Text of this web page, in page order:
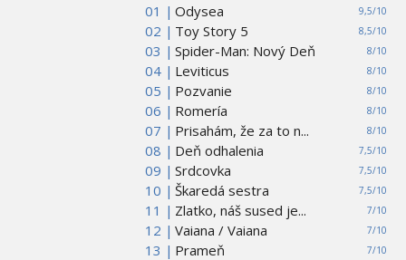
01 | 9,5/10
Odysea
02 |
8,5/10
Toy Story 5
03 |
8/10
Spider-Man: Nový Deň
04 |
8/10
Leviticus
05 |
8/10
Pozvanie
06 |
8/10
Romería
07 |
8/10
Prisahám, že za to n...
08 |
7,5/10
Deň odhalenia
09 |
7,5/10
Srdcovka
10 |
7,5/10
Škaredá sestra
11 |
7/10
Zlatko, náš sused je...
12 |
7/10
Vaiana / Vaiana
13 |
7/10
Prameň